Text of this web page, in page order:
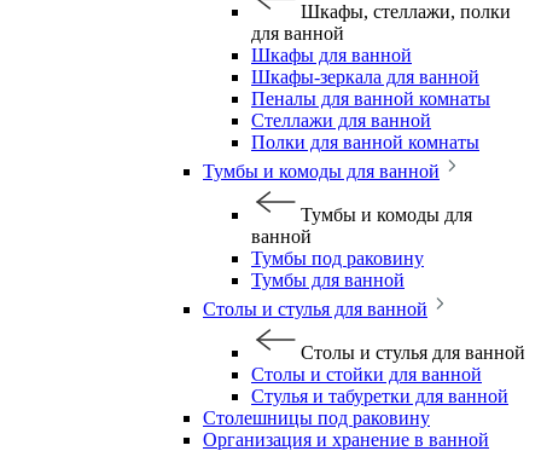
Шкафы, стеллажи, полки
для ванной
Шкафы для ванной
Шкафы-зеркала для ванной
Пеналы для ванной комнаты
Стеллажи для ванной
Полки для ванной комнаты
Тумбы и комоды для ванной
Тумбы и комоды для
ванной
Тумбы под раковину
Тумбы для ванной
Столы и стулья для ванной
Столы и стулья для ванной
Столы и стойки для ванной
Стулья и табуретки для ванной
Столешницы под раковину
Организация и хранение в ванной